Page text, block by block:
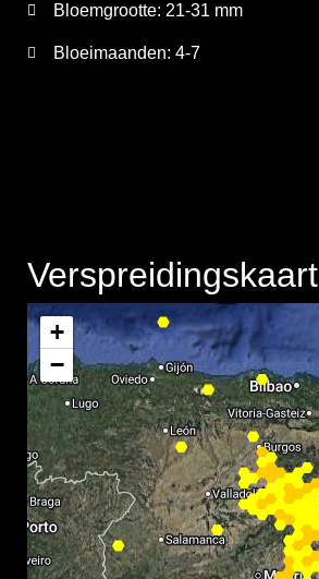
Bloemgrootte: 21-31 mm
Bloeimaanden: 4-7
Verspreidingskaart
+
−